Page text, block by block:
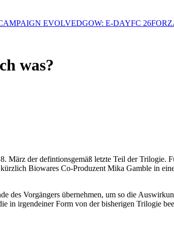
EVOLVEDGOW: E-DAYFC 26
was?
März der defintionsgemäß letzte Teil der
Biowares Co-Produzent Mika Gamble in
des Vorgängers übernehmen, um so die
in irgendeiner Form von der bisherigen Trilogie